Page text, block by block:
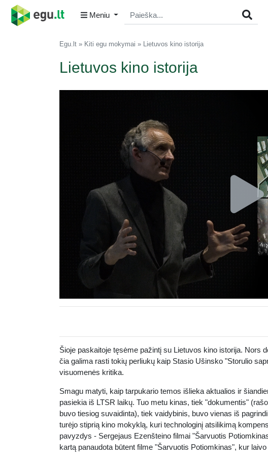
Meniu
Egu.lt Kiti egu mokymai Lietuvos kino istorija
Lietuvos kino istorija
Šioje paskaitoje tęsėme pažintį su Lietuvos kino istorija. Nors
čia galima rasti tokių perliukų kaip Stasio Ušinsko "Storulio
visuomenės kritika.
Smagu matyti, kaip tarpukario temos išlieka aktualios ir
pasiekia iš LTSR laikų. Tuo metu kinas, tiek "dokumentis"
buvo tiesiog suvaidinta), tiek vaidybinis, buvo vienas iš
turėjo stiprią kino mokyklą, kuri technologinį atsilikimą
pavyzdys - Sergejaus Ezenšteino filmai "Šarvuotis
kartą panaudota būtent filme "Šarvuotis Potiomkinas", kur